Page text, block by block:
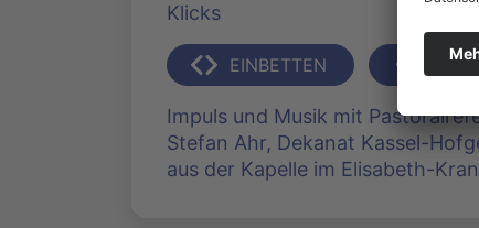
Klicks
EINBETTEN
Impuls und Musik mit
Stefan Ahr, Dekanat Kassel-
aus der Kapelle im Elisabeth-